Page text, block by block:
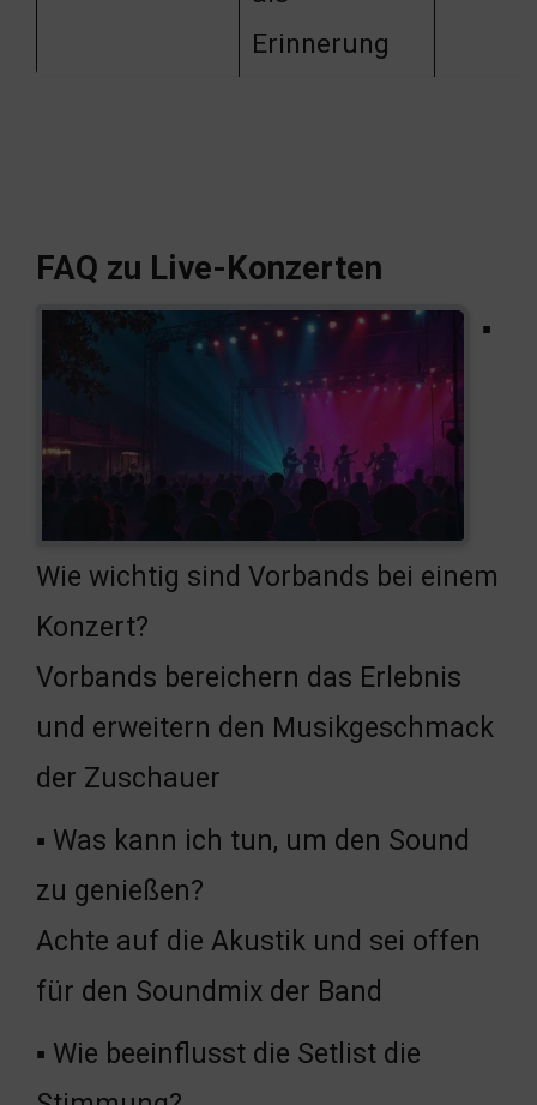
Erinnerung
FAQ zu Live-Konzerten
▪
Wie wichtig sind Vorbands bei einem
Konzert?
Vorbands bereichern das Erlebnis
und erweitern den Musikgeschmack
der Zuschauer
▪ Was kann ich tun, um den Sound
zu genießen?
Achte auf die Akustik und sei offen
für den Soundmix der Band
▪ Wie beeinflusst die Setlist die